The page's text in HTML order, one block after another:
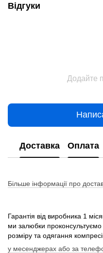
Відгуки
Додайте
Доставка Оплата
Більше інформації про
Гарантія від виробника 1
ми залюбки
розміру та одягання
у месенджерах або за